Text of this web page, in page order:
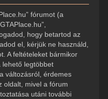
fórumot (a
hogy betartod az
el, kérjük ne használd,
A feltételeket bármikor
lehető legtöbbet
változásról, érdemes
oldalt, mivel a fórum
utáni további